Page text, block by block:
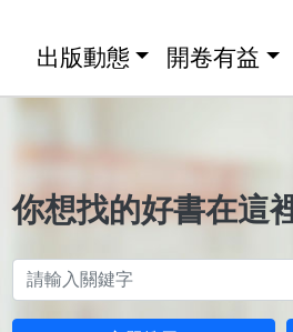
出版動態 開卷有益
你想找的好書在這